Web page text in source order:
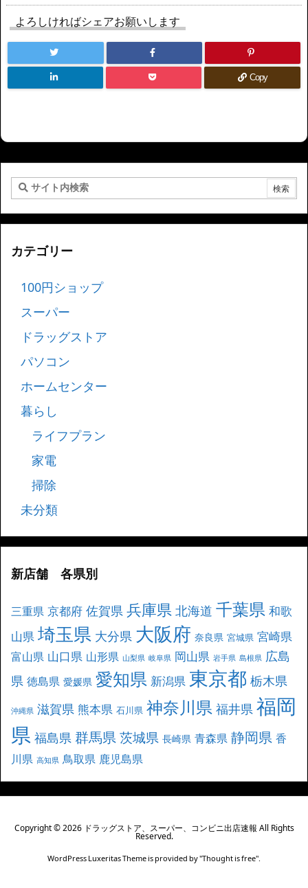
よろしければシェアお願いします
Copy
カテゴリー
100円ショップ
スーパー
ドラッグストア
パソコン
ホームセンター
暮らし
ライフプラン
家電
掃除
未分類
新店舗 各県別
三重県 京都府 佐賀県 兵庫県 北海道 千葉県 和歌
山県 埼玉県 大分県 大阪府 奈良県 宮城県 宮崎県
富山県 山口県 山形県 山梨県 岐阜県 岡山県 岩手県 島根県 広島
県 徳島県 愛媛県 愛知県 新潟県 東京都 栃木県
沖縄県 滋賀県 熊本県 石川県 神奈川県 福井県 福岡
県 福島県 群馬県茨城県 長崎県 青森県 静岡県 香
川県 高知県 鳥取県 鹿児島県
Copyright ©2026 ドラッグストア、スーパー、コンビニ出店速報 All Rights
Reserved.
WordPress Luxeritas Theme is provided by "Thought is free".